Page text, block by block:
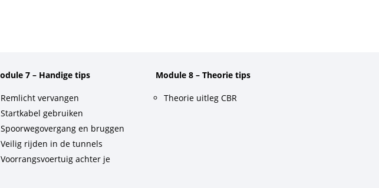
7 – Handige tips
Remlicht vervangen
Startkabel gebruiken
Spoorwegovergang en bruggen
Veilig rijden in de tunnels
Voorrangsvoertuig achter je
Module 8 – Theorie tips
Theorie uitleg CBR